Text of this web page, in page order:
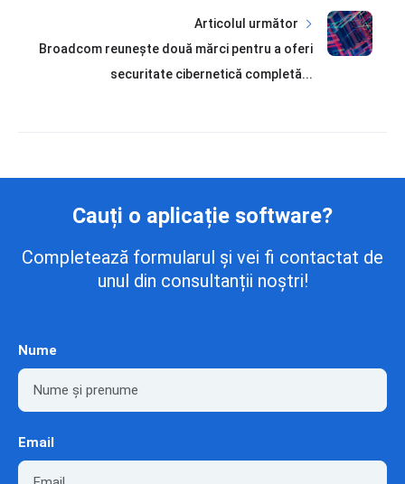
Articolul următor
Broadcom reunește două mărci pentru a oferi
securitate cibernetică completă...
Cauți o aplicație software?
Completează formularul și vei fi contactat de
unul din consultanții noștri!
Nume
Email